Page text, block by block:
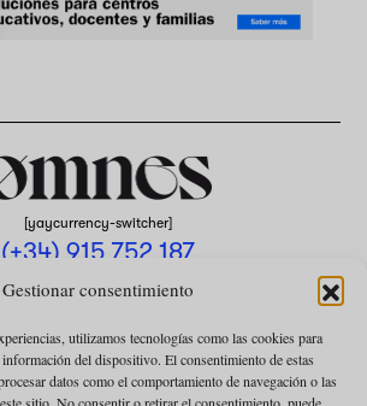
Gestionar consentimiento
utilizamos tecnologías como las cookies para
información del dispositivo. El consentimiento de estas
datos como el comportamiento de navegación o las
[yaycurrency-switcher]
(+34) 915 752 187